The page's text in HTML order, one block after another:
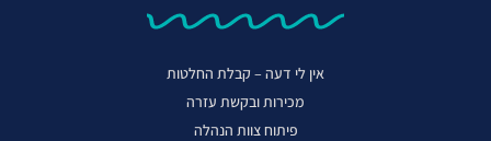
אין לי דעה – קבלת החלטות
מכירות ובקשת עזרה
פיתוח צוות הנהלה